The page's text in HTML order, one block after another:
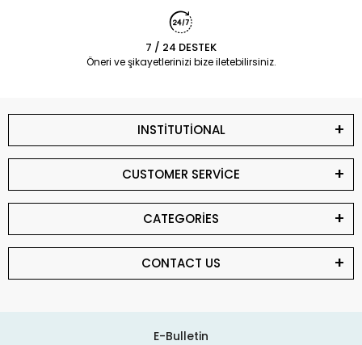
7 / 24 DESTEK
Öneri ve şikayetlerinizi bize iletebilirsiniz.
INSTİTUTİONAL
CUSTOMER SERVİCE
CATEGORİES
CONTACT US
E-Bulletin